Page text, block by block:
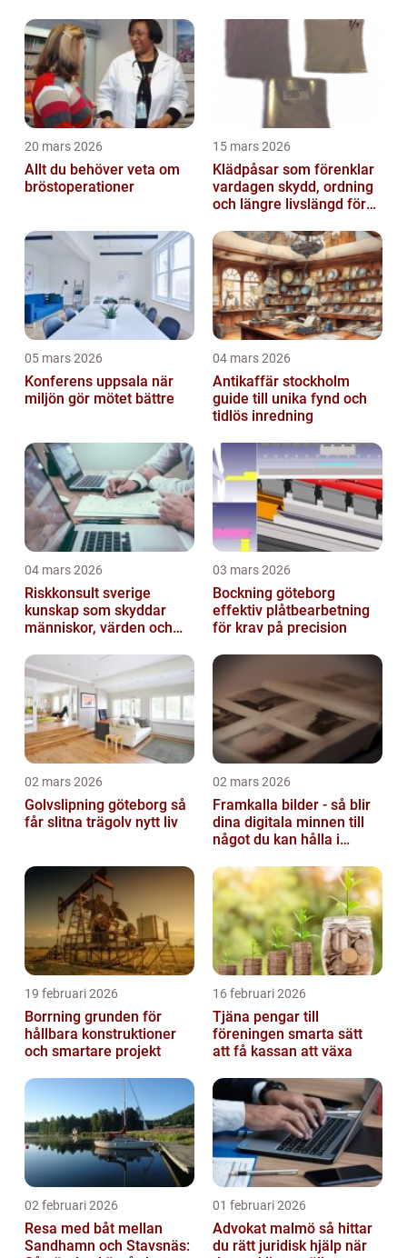
20 mars 2026
Allt du behöver veta om
bröstoperationer
15 mars 2026
Klädpåsar som förenklar
vardagen skydd, ordning
och längre livslängd för
05 mars 2026
Konferens uppsala när
miljön gör mötet bättre
04 mars 2026
Antikaffär stockholm
guide till unika fynd och
tidlös inredning
04 mars 2026
Riskkonsult sverige
kunskap som skyddar
människor, värden och
03 mars 2026
Bockning göteborg
effektiv plåtbearbetning
för krav på precision
02 mars 2026
Golvslipning göteborg så
får slitna trägolv nytt liv
02 mars 2026
Framkalla bilder - så blir
dina digitala minnen till
något du kan hålla i
19 februari 2026
Borrning grunden för
hållbara konstruktioner
och smartare projekt
16 februari 2026
Tjäna pengar till
föreningen smarta sätt
att få kassan att växa
02 februari 2026
Resa med båt mellan
Sandhamn och Stavsnäs:
01 februari 2026
Advokat malmö så hittar
du rätt juridisk hjälp när